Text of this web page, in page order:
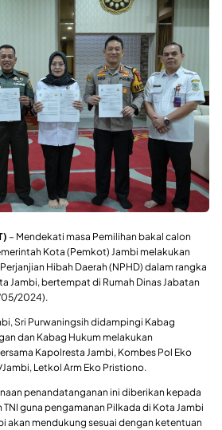
– Mendekati masa Pemilihan bakal calon
Kota (Pemkot) Jambi melakukan
Hibah Daerah (NPHD) dalam rangka
Jambi, bertempat di Rumah Dinas Jabatan
05/2024).
Sri Purwaningsih didampingi Kabag
dan Kabag Hukum melakukan
Kapolresta Jambi, Kombes Pol Eko
Letkol Arm Eko Pristiono.
penandatanganan ini diberikan kepada
guna pengamanan Pilkada di Kota Jambi
akan mendukung sesuai dengan ketentuan